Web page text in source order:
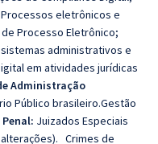
eletrônicos e
Processo Eletrônico;
administrativos e
em atividades jurídicas
Administração
Público brasileiro.Gestão
Juizados Especiais
alterações). Crimes de